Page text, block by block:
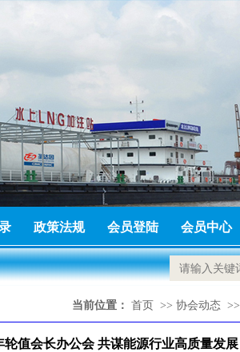
政策法规 会员登陆 会员中心
25
07-23
2026-07-22
当前位置： 首页 >> 协会动态 >>
轮值会长办公会 共谋能源行业高质量发展